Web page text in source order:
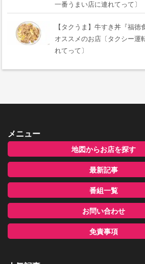
一番うまい店に連れてって〕
【タクうま】牛すき丼『福
オススメのお店〔タクシー運
れてって〕
メニュー
地図からお店を探す
最新記事
番組一覧
お問い合わせ
免責事項